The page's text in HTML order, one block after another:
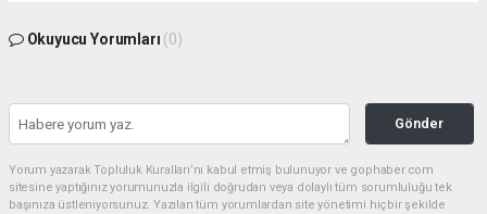
Okuyucu Yorumları (0)
Gönder
Yorum yazarak Topluluk Kuralları’nı kabul etmiş bulunuyor ve gophaber.com
sitesine yaptığınız yorumunuzla ilgili doğrudan veya dolaylı tüm sorumluluğu tek
başınıza üstleniyorsunuz. Yazılan tüm yorumlardan site yönetimi hiçbir şekilde